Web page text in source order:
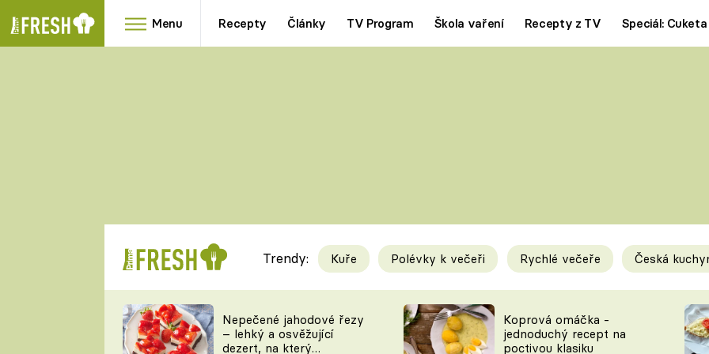
Menu Recepty Články TV Program Škola vaření Recepty z TV Speciál: Cuketa
RYCHLOVKY
Videorecepty
TEĎ VAŘÍ ŠÉF!
Tipy a triky
KAM ZA JÍDLEM
Trendy: Kuře Polévky k večeři Rychlé večeře Česká
Nepečené jahodové řezy
– lehký a osvěžující
dezert, na který
Koprová omáčka -
jednoduchý recept na
poctivou klasiku